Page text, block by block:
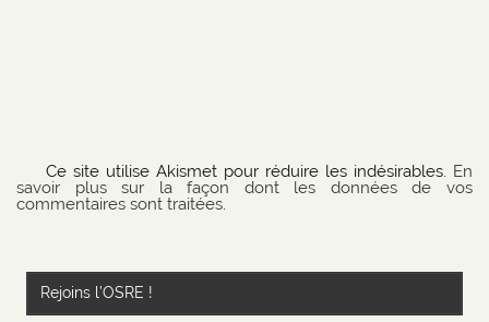
Ce site utilise Akismet pour réduire les indésirables. En
savoir plus sur la façon dont les données de vos
commentaires sont traitées.
Rejoins l’OSRE !